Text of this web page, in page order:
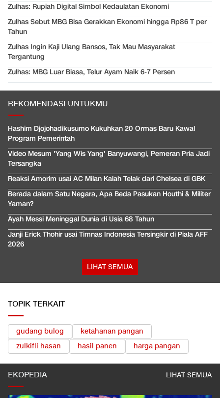
Zulhas: Rupiah Digital Simbol Kedaulatan Ekonomi
Zulhas Sebut MBG Bisa Gerakkan Ekonomi hingga Rp86 T per
Tahun
Zulhas Ingin Kaji Ulang Bansos, Tak Mau Masyarakat
Tergantung
Zulhas: MBG Luar Biasa, Telur Ayam Naik 6-7 Persen
REKOMENDASI UNTUKMU
Hashim Djojohadikusumo Kukuhkan 20 Ormas Baru Kawal
Program Pemerintah
Video Mesum 'Yang Wis Yang' Banyuwangi, Pemeran Pria Jadi
Tersangka
Reaksi Amorim usai AC Milan Kalah Telak dari Chelsea di GBK
Berada dalam Satu Negara, Apa Beda Pasukan Houthi & Militer
Yaman?
Ayah Messi Meninggal Dunia di Usia 68 Tahun
Janji Erick Thohir usai Timnas Indonesia Tersingkir di Piala AFF
2026
LIHAT SEMUA
TOPIK TERKAIT
gudang bulog
ketahanan pangan
zulkifli hasan
hasil panen harga pangan
EKOPEDIA LIHAT SEMUA